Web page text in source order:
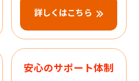
詳しくはこちら
安心のサポート体制